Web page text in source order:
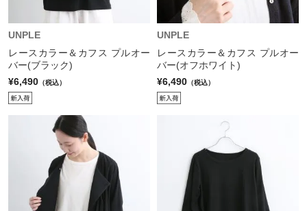
UNPLE
レースカラー＆カフス プルオー
バー(ブラック)
¥6,490 （税込）
UNPLE
レースカラー＆カフス プルオー
バー(オフホワイト)
¥6,490 （税込）